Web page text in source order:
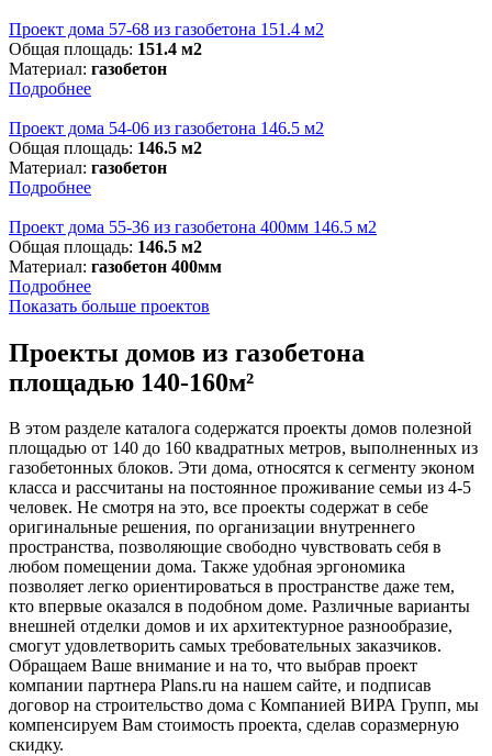
Проект дома 57-68 из газобетона 151.4 м2
Общая площадь: 151.4 м2
Материал: газобетон
Подробнее
Проект дома 54-06 из газобетона 146.5 м2
Общая площадь: 146.5 м2
Материал: газобетон
Подробнее
Проект дома 55-36 из газобетона 400мм 146.5 м2
Общая площадь: 146.5 м2
Материал: газобетон 400мм
Подробнее
Показать больше проектов
Проекты домов из газобетона
площадью 140-160м²
В этом разделе каталога содержатся проекты домов полезной
площадью от 140 до 160 квадратных метров, выполненных из
газобетонных блоков. Эти дома, относятся к сегменту эконом
класса и рассчитаны на постоянное проживание семьи из 4-5
человек. Не смотря на это, все проекты содержат в себе
оригинальные решения, по организации внутреннего
пространства, позволяющие свободно чувствовать себя в
любом помещении дома. Также удобная эргономика
позволяет легко ориентироваться в пространстве даже тем,
кто впервые оказался в подобном доме. Различные варианты
внешней отделки домов и их архитектурное разнообразие,
смогут удовлетворить самых требовательных заказчиков.
Обращаем Ваше внимание и на то, что выбрав проект
компании партнера Plans.ru на нашем сайте, и подписав
договор на строительство дома с Компанией ВИРА Групп, мы
компенсируем Вам стоимость проекта, сделав соразмерную
скидку.